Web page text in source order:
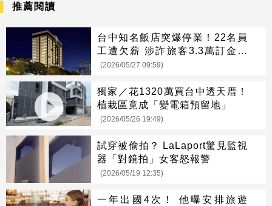
推薦閱讀
台中知名飯店突爆停業！22名員
工遭欠薪 涉詐旅客3.3萬訂金跑
路
(2026/05/27 09:59)
獨家／花1320萬買台中透天厝！
植栽區竟成「變電箱預留地」
(2026/05/26 19:49)
試穿被偷拍？ LaLaport驚見監視
器「對鏡拍」女客怒報警
(2026/05/19 12:35)
一年出國4次！ 他曝安排旅遊